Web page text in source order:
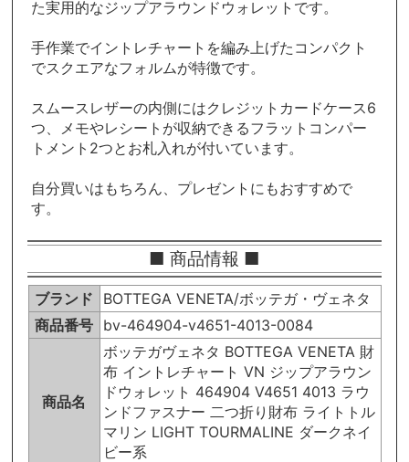
た実用的なジップアラウンドウォレットです。
手作業でイントレチャートを編み上げたコンパクト
でスクエアなフォルムが特徴です。
スムースレザーの内側にはクレジットカードケース6
つ、メモやレシートが収納できるフラットコンパー
トメント2つとお札入れが付いています。
自分買いはもちろん、プレゼントにもおすすめで
す。
■ 商品情報 ■
ブランド
BOTTEGA VENETA/ボッテガ・ヴェネタ
商品番号 bv-464904-v4651-4013-0084
商品名
ボッテガヴェネタ BOTTEGA VENETA 財
布 イントレチャート VN ジップアラウン
ドウォレット 464904 V4651 4013 ラウ
ンドファスナー 二つ折り財布 ライトトル
マリン LIGHT TOURMALINE ダークネイ
ビー系